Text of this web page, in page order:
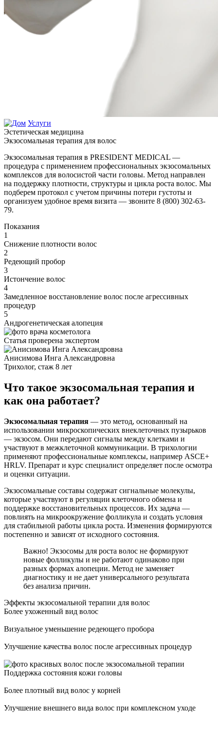
Услуги
Эстетическая медицина
Экзосомальная терапия для волос
Экзосомальная терапия в PRESIDENT MEDICAL —
процедура с применением профессиональных экзосомальных
комплексов для волосистой части головы. Метод направлен
на поддержку плотности, структуры и цикла роста волос. Мы
подберем протокол с учетом причины потери густоты и
организуем удобное время визита — звоните 8 (800) 302-63-
79.
Показания
1
Снижение плотности волос
2
Редeющий пробор
3
Истончение волос
4
Замедленное восстановление волос после агрессивных
процедур
5
Андрогенетическая алопеция
Статья проверена экспертом
Анисимова Инга Александровна
Трихолог, стаж 8 лет
Что такое экзосомальная терапия и
как она работает?
Экзосомальная терапия — это метод, основанный на
использовании микроскопических внеклеточных пузырьков
— экзосом. Они передают сигналы между клетками и
участвуют в межклеточной коммуникации. В трихологии
применяют профессиональные комплексы, например ASCE+
HRLV. Препарат и курс специалист определяет после осмотра
и оценки ситуации.
Экзосомальные составы содержат сигнальные молекулы,
которые участвуют в регуляции клеточного обмена и
поддержке восстановительных процессов. Их задача —
повлиять на микроокружение фолликула и создать условия
для стабильной работы цикла роста. Изменения формируются
постепенно и зависят от исходного состояния.
Важно! Экзосомы для роста волос не формируют
новые фолликулы и не работают одинаково при
разных формах алопеции. Метод не заменяет
диагностику и не дает универсального результата
без анализа причин.
Эффекты экзосомальной терапии для волос
Более ухоженный вид волос
Визуальное уменьшение редеющего пробора
Улучшение качества волос после агрессивных процедур
Поддержка состояния кожи головы
Более плотный вид волос у корней
Улучшение внешнего вида волос при комплексном уходе